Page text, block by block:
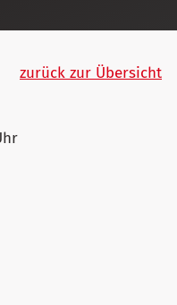
zurück zur Übersicht